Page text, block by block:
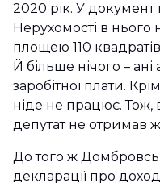
2020 рік. У документ
Нерухомості в
площею 110
Й більше нічого – ані
заробітної плати.
ніде не працює. Тож,
депутат не отримав
До того ж
декларації про